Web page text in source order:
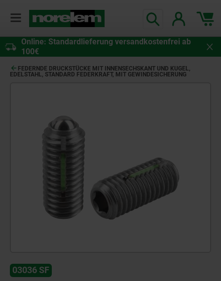
Online: Standardlieferung versandkostenfrei ab
100€
FEDERNDE DRUCKSTÜCKE MIT INNENSECHSKANT UND KUGEL,
EDELSTAHL, STANDARD FEDERKRAFT, MIT GEWINDESICHERUNG
03036 SF